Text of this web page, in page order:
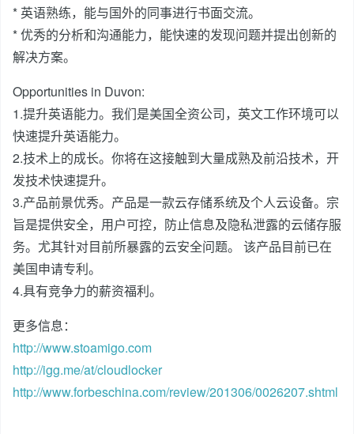
* 英语熟练，能与国外的同事进行书面交流。
* 优秀的分析和沟通能力，能快速的发现问题并提出创新的
解决方案。
Opportunities in Duvon:
1.提升英语能力。我们是美国全资公司，英文工作环境可以
快速提升英语能力。
2.技术上的成长。你将在这接触到大量成熟及前沿技术，开
发技术快速提升。
3.产品前景优秀。产品是一款云存储系统及个人云设备。宗
旨是提供安全，用户可控，防止信息及隐私泄露的云储存服
务。尤其针对目前所暴露的云安全问题。 该产品目前已在
美国申请专利。
4.具有竞争力的薪资福利。
更多信息：
http://www.stoamigo.com
http://igg.me/at/cloudlocker
http://www.forbeschina.com/review/201306/0026207.shtml